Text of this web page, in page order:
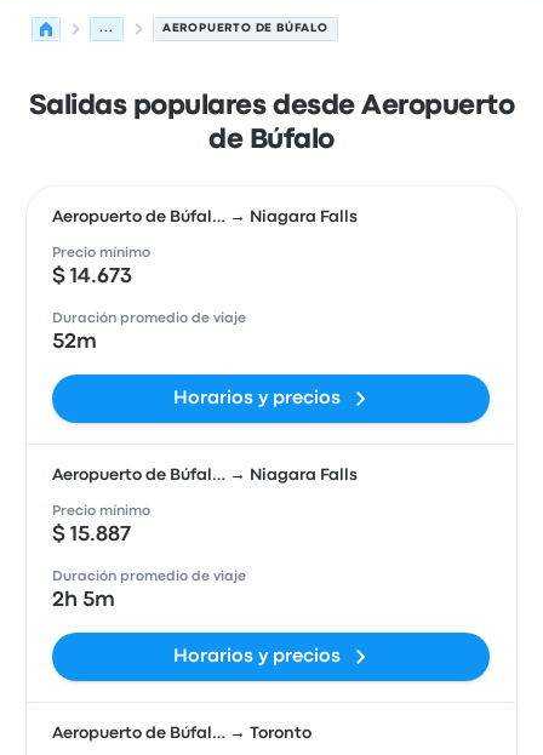
... AEROPUERTO DE BÚFALO
Salidas populares desde Aeropuerto
de Búfalo
Aeropuerto de Búfal… → Niagara Falls
Precio mínimo
$ 14.673
Duración promedio de viaje
52m
Horarios y precios
Aeropuerto de Búfal… → Niagara Falls
Precio mínimo
$ 15.887
Duración promedio de viaje
2h 5m
Horarios y precios
Aeropuerto de Búfal… → Toronto